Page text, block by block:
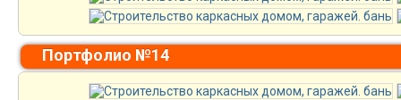
Портфолио №14